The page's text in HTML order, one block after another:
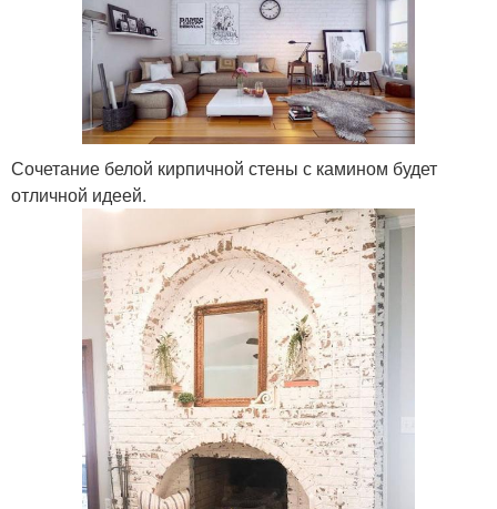
Сочетание белой кирпичной стены с камином будет
отличной идеей.